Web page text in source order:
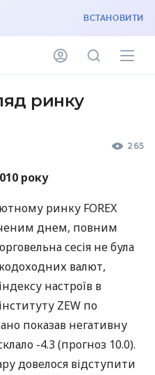
ВСТАНОВИТИ
ринку
265
року
ринку FOREX
днем, повним
сесія не була
валют,
настроїв в
ZEW по
показав негативну
-4.3 (прогноз 10.0).
довелося відступити